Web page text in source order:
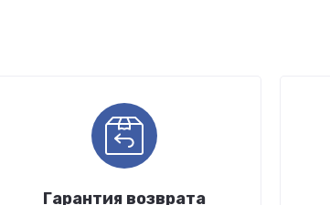
Гарантия возврата